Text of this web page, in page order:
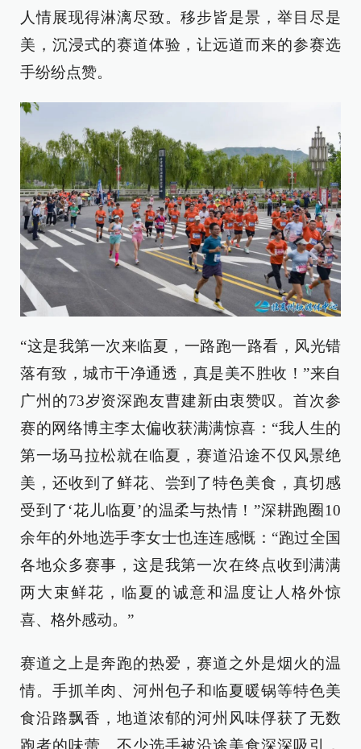
人情展现得淋漓尽致。移步皆是景，举目尽是
美，沉浸式的赛道体验，让远道而来的参赛选
手纷纷点赞。
“这是我第一次来临夏，一路跑一路看，风光错
落有致，城市干净通透，真是美不胜收！”来自
广州的73岁资深跑友曹建新由衷赞叹。首次参
赛的网络博主李太偏收获满满惊喜：“我人生的
第一场马拉松就在临夏，赛道沿途不仅风景绝
美，还收到了鲜花、尝到了特色美食，真切感
受到了‘花儿临夏’的温柔与热情！”深耕跑圈10
余年的外地选手李女士也连连感慨：“跑过全国
各地众多赛事，这是我第一次在终点收到满满
两大束鲜花，临夏的诚意和温度让人格外惊
喜、格外感动。”
赛道之上是奔跑的热爱，赛道之外是烟火的温
情。手抓羊肉、河州包子和临夏暖锅等特色美
食沿路飘香，地道浓郁的河州风味俘获了无数
跑者的味蕾。不少选手被沿途美食深深吸引，